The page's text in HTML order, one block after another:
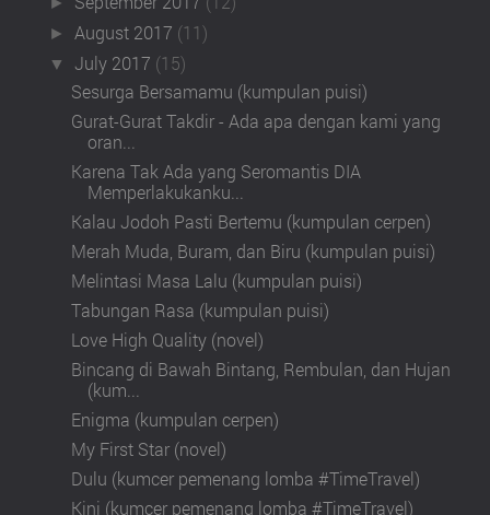
►August 2017 (11)
▼July 2017 (15)
Sesurga Bersamamu (kumpulan puisi)
Gurat-Gurat Takdir - Ada apa dengan kami yang
oran...
Karena Tak Ada yang Seromantis DIA
Memperlakukanku...
Kalau Jodoh Pasti Bertemu (kumpulan cerpen)
Merah Muda, Buram, dan Biru (kumpulan puisi)
Melintasi Masa Lalu (kumpulan puisi)
Tabungan Rasa (kumpulan puisi)
Love High Quality (novel)
Bincang di Bawah Bintang, Rembulan, dan Hujan
(kum...
Enigma (kumpulan cerpen)
My First Star (novel)
Dulu (kumcer pemenang lomba #TimeTravel)
Kini (kumcer pemenang lomba #TimeTravel)